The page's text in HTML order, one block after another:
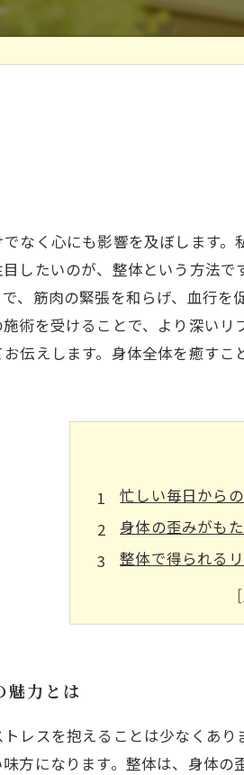
なく心にも影響を及ぼします
したいのが、整体という方法
、筋肉の緊張を和らげ、血行
術を受けることで、より深い
伝えします。身体全体を癒すこ
忙しい毎日から
身体の歪みがも
整体で得られる
自然治癒力を引
整体を受けた後
魅力とは
レスを抱えることは少なくあ
方になります。整体は、身体